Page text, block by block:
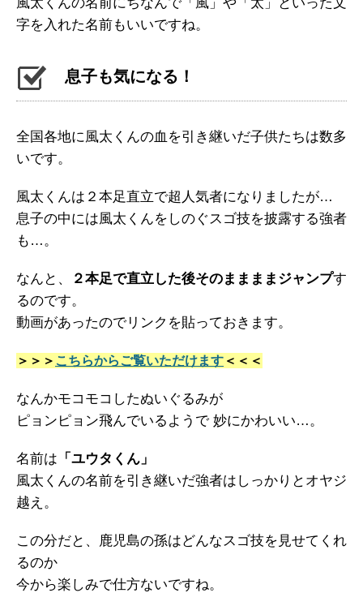
字を入れた名前もいいですね。
息子も気になる！
全国各地に風太くんの血を引き継いだ子供たちは数多
いです。
風太くんは２本足直立で超人気者になりましたが…
息子の中には風太くんをしのぐスゴ技を披露する強者
も…。
なんと、 ２本足で直立した後そのままままジャンプす
るのです。
動画があったのでリンクを貼っておきます。
＞＞＞ こちらからご覧いただけます ＜＜＜
なんかモコモコしたぬいぐるみが
ピョンピョン飛んでいるようで 妙にかわいい…。
名前は 「ユウタくん」
風太くんの名前を引き継いだ強者はしっかりとオヤジ
越え。
この分だと、鹿児島の孫はどんなスゴ技を見せてくれ
るのか
今から楽しみで仕方ないですね。